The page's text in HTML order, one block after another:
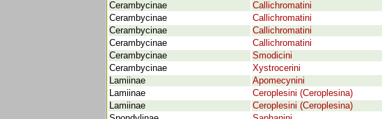
Cerambycinae
Callichromatini
Cerambycinae
Callichromatini
Cerambycinae
Callichromatini
Cerambycinae
Callichromatini
Cerambycinae
Smodicini
Cerambycinae
Xystrocerini
Lamiinae
Apomecynini
Lamiinae
Ceroplesini (Ceroplesina)
Lamiinae
Ceroplesini (Ceroplesina)